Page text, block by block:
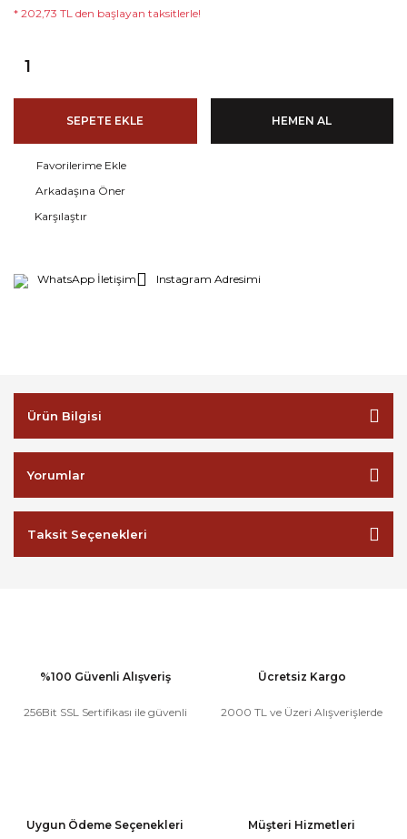
* 202,73 TL den başlayan taksitlerle!
SEPETE EKLE HEMEN AL
Arkadaşına Öner
Karşılaştır
WhatsApp İletişim Instagram Adresimi
Ürün Bilgisi
Yorumlar
Taksit Seçenekleri
%100 Güvenli Alışveriş
256Bit SSL Sertifikası ile güvenli
Ücretsiz Kargo
2000 TL ve Üzeri Alışverişlerde
Uygun Ödeme Seçenekleri Müşteri Hizmetleri